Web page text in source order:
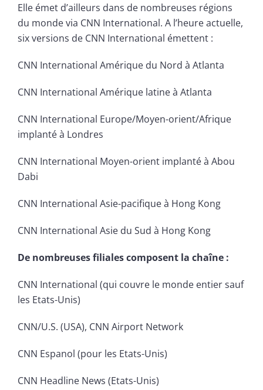
Elle émet d’ailleurs dans de nombreuses régions
du monde via CNN International. A l’heure actuelle,
six versions de CNN International émettent :
CNN International Amérique du Nord à Atlanta
CNN International Amérique latine à Atlanta
CNN International Europe/Moyen-orient/Afrique
implanté à Londres
CNN International Moyen-orient implanté à Abou
Dabi
CNN International Asie-pacifique à Hong Kong
CNN International Asie du Sud à Hong Kong
De nombreuses filiales composent la chaîne :
CNN International (qui couvre le monde entier sauf
les Etats-Unis)
CNN/U.S. (USA), CNN Airport Network
CNN Espanol (pour les Etats-Unis)
CNN Headline News (Etats-Unis)